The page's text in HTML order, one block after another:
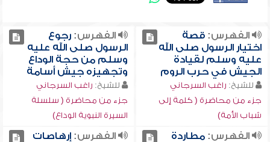
الفهرس:قصة
اختيار الرسول صلى الله
عليه وسلم لقيادة
الجيش في حرب الروم
للشيخ: راغب السرجاني
جزء من محاضرة ( كلمة إلى
شباب الأمة)
الفهرس:رجوع
الرسول صلى الله عليه
وسلم من حجة الوداع
وتجهيزه جيش أسامة
للشيخ: راغب السرجاني
جزء من محاضرة ( سلسلة
السيرة النبوية الوداع)
الفهرس:مطاردة
الفهرس:إرهاصات